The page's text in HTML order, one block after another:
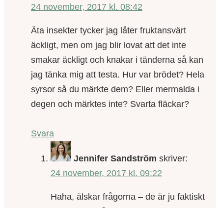
24 november, 2017 kl. 08:42
Äta insekter tycker jag låter fruktansvärt
äckligt, men om jag blir lovat att det inte
smakar äckligt och knakar i tänderna så kan
jag tänka mig att testa. Hur var brödet? Hela
syrsor så du märkte dem? Eller mermalda i
degen och märktes inte? Svarta fläckar?
Svara
Jennifer Sandström skriver:
24 november, 2017 kl. 09:22
Haha, älskar frågorna – de är ju faktiskt